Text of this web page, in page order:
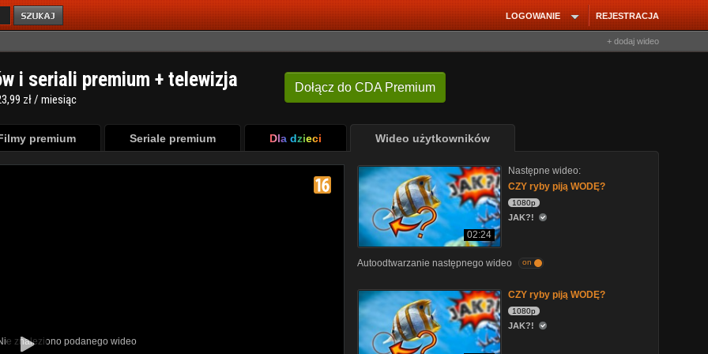
REJESTRACJA
LOGOWANIE
+ dodaj wideo
Dołącz do CDA Premium
i seriali premium + telewizja
zł / miesiąc
premium Seriale premium Dla dzieci Wideo użytkowników
znaleziono podanego wideo
02:24
Następne wideo:
CZY ryby piją WODĘ?
1080p
JAK?!
Autoodtwarzanie następnego wideo on
CZY ryby piją WODĘ?
1080p
JAK?!